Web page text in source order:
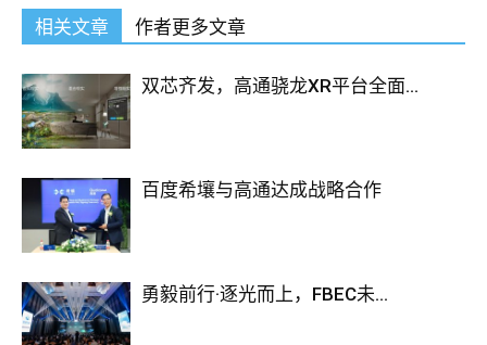
相关文章 作者更多文章
双芯齐发，高通骁龙XR平台全面...
百度希壤与高通达成战略合作
勇毅前行·逐光而上，FBEC未...